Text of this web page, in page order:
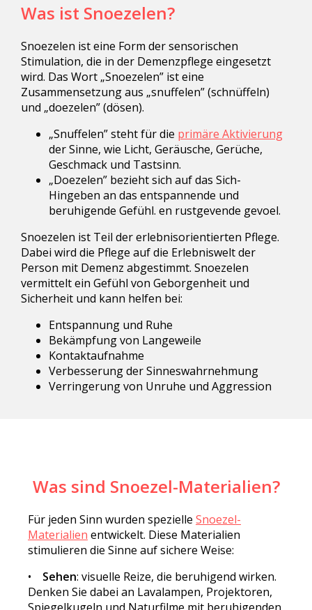
Was ist Snoezelen?
Snoezelen ist eine Form der sensorischen
Stimulation, die in der Demenzpflege eingesetzt
wird. Das Wort „Snoezelen” ist eine
Zusammensetzung aus „snuffelen” (schnüffeln)
und „doezelen” (dösen).
„Snuffelen” steht für die primäre Aktivierung
der Sinne, wie Licht, Geräusche, Gerüche,
Geschmack und Tastsinn.
„Doezelen” bezieht sich auf das Sich-
Hingeben an das entspannende und
beruhigende Gefühl. en rustgevende gevoel.
Snoezelen ist Teil der erlebnisorientierten Pflege.
Dabei wird die Pflege auf die Erlebniswelt der
Person mit Demenz abgestimmt. Snoezelen
vermittelt ein Gefühl von Geborgenheit und
Sicherheit und kann helfen bei:
Entspannung und Ruhe
Bekämpfung von Langeweile
Kontaktaufnahme
Verbesserung der Sinneswahrnehmung
Verringerung von Unruhe und Aggression
Was sind Snoezel-Materialien?
Für jeden Sinn wurden spezielle Snoezel-
Materialien entwickelt. Diese Materialien
stimulieren die Sinne auf sichere Weise:
• Sehen: visuelle Reize, die beruhigend wirken.
Denken Sie dabei an Lavalampen, Projektoren,